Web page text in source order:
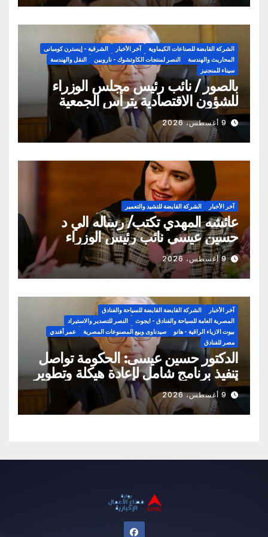
للأسمنت المسلح ) (2)
الشركة القابضة للصناعات الكيماوية آخر الأخبار
الشرقية - إيسترن كومبانى
المحاريث والهندسة
النصر لمنتجات الكاوتشوك - ناروبين
النقل والهندسة
سيناء للمنجنيز
بالصور / نائب رئيس مجلس الوزراء
للشؤون الاقتصادية يترأس الجمعية
العمومية للشركة القابضة للصناعات
الكيماوية لاعتماد موازنة “2026-
2027”..
9 أغسطس، 2026
آخر الأخبار الشركة القابضة للتشيد والتعمير
عائشه المهدي تكتب/ رساله الي د
حسين عيسي نائب رئيس الوزراء
اوقفوا تهديات مسؤلي شركه النصر
للاسكان والتعمير تجاه المواطنين
9 أغسطس، 2026
آخر الأخبار
الشركة القابضة القابضة للسياحة والفنادق
المصرية العامة للسياحة والفنادق - ايجوث
النصر للتصدير والاستيراد
بيوت الازياء الراقية - هانو
صيدناوى وبيع المصنوعات المصرية
عمر أفندي
مصر للفنادق
الدكتور حسين عيسى: الحكومة تواصل
تنفيذ برنامج شامل لإعادة هيكلة وتطوير
أداء الشركات المملوكة للدولة.. وتعظيم
الاستفادة من الأصول ورفع كفاءة إدارتها
9 أغسطس، 2026